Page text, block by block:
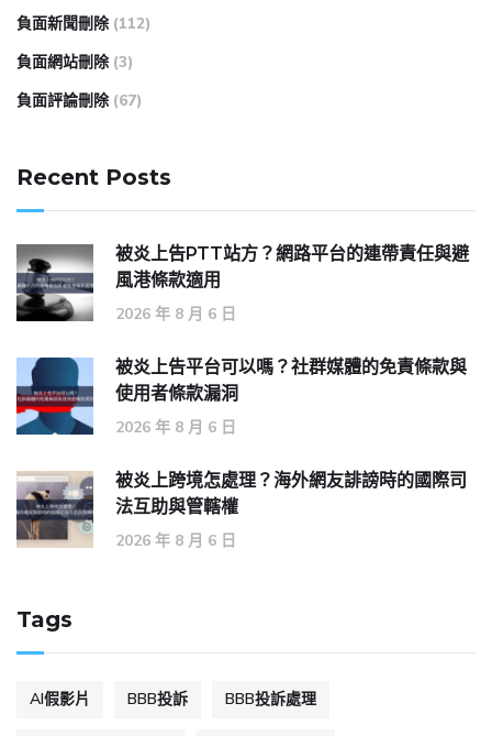
負面新聞刪除 (112)
負面網站刪除 (3)
負面評論刪除 (67)
Recent Posts
被炎上告PTT站方？網路平台的連帶責任與避
風港條款適用
2026 年 8 月 6 日
被炎上告平台可以嗎？社群媒體的免責條款與
使用者條款漏洞
2026 年 8 月 6 日
被炎上跨境怎處理？海外網友誹謗時的國際司
法互助與管轄權
2026 年 8 月 6 日
Tags
AI假影片 BBB投訴 BBB投訴處理